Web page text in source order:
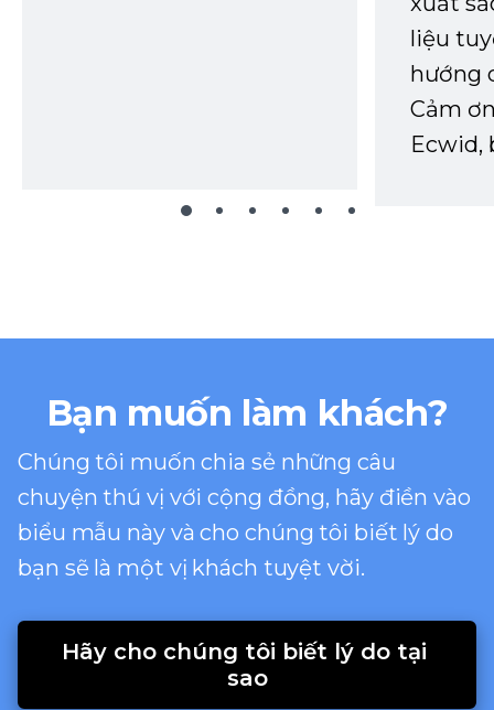
liệu
hướng
Cảm
Ecwid,
Bạn muốn làm khách?
Chúng tôi muốn chia sẻ những câu
chuyện thú vị với cộng đồng, hãy điền vào
biểu mẫu này và cho chúng tôi biết lý do
bạn sẽ là một vị khách tuyệt vời.
Hãy cho chúng tôi biết lý do tại
sao